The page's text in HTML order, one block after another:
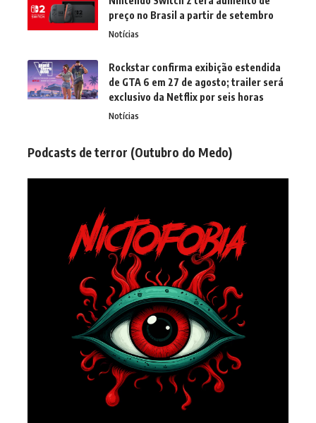
preço no Brasil a partir de setembro
Notícias
Rockstar confirma exibição estendida
de GTA 6 em 27 de agosto; trailer será
exclusivo da Netflix por seis horas
Notícias
Podcasts de terror (Outubro do Medo)